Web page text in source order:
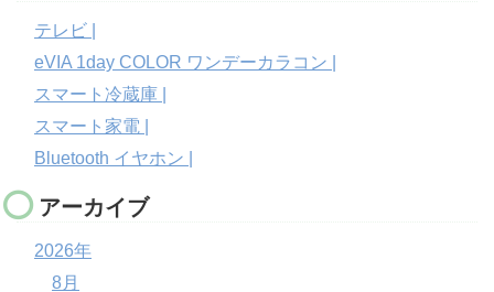
テレビ |
eVIA 1day COLOR ワンデーカラコン |
スマート冷蔵庫 |
スマート家電 |
Bluetooth イヤホン |
アーカイブ
2026年
8月